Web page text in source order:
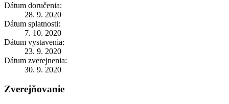
Dátum doručenia:
28. 9. 2020
Dátum splatnosti:
7. 10. 2020
Dátum vystavenia:
23. 9. 2020
Dátum zverejnenia:
30. 9. 2020
Zverejňovanie